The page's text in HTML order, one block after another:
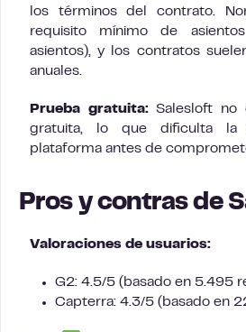
los términos del contrato.
requisito mínimo de
asientos), y los contratos
anuales.
Prueba gratuita:Salesloft no
gratuita, lo que dificulta la
plataforma antes de
Pros y contras de
Valoraciones de usuarios:
G2: 4.5/5 (basado en 5.495
Capterra: 4.3/5 (basado en